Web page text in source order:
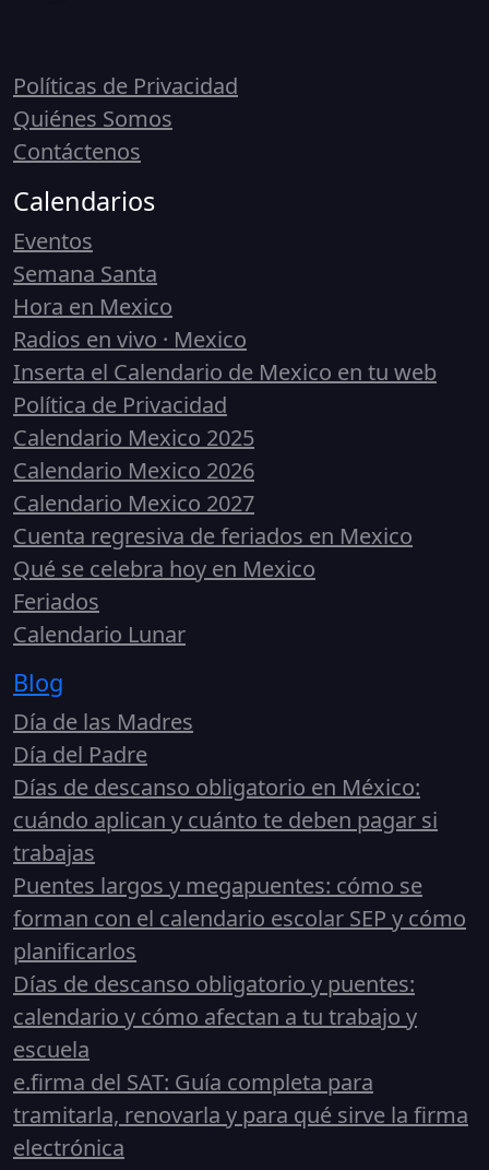
Políticas de Privacidad
Quiénes Somos
Contáctenos
Calendarios
Eventos
Semana Santa
Hora en Mexico
Radios en vivo · Mexico
Inserta el Calendario de Mexico en tu web
Política de Privacidad
Calendario Mexico 2025
Calendario Mexico 2026
Calendario Mexico 2027
Cuenta regresiva de feriados en Mexico
Qué se celebra hoy en Mexico
Feriados
Calendario Lunar
Blog
Día de las Madres
Día del Padre
Días de descanso obligatorio en México:
cuándo aplican y cuánto te deben pagar si
trabajas
Puentes largos y megapuentes: cómo se
forman con el calendario escolar SEP y cómo
planificarlos
Días de descanso obligatorio y puentes:
calendario y cómo afectan a tu trabajo y
escuela
e.firma del SAT: Guía completa para
tramitarla, renovarla y para qué sirve la firma
electrónica